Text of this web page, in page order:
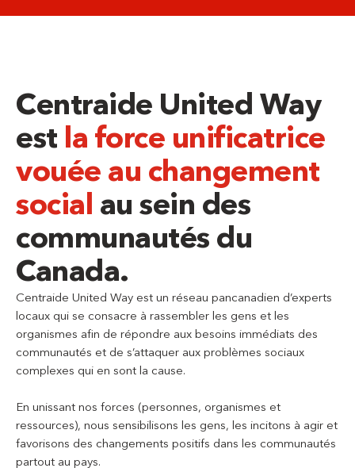
Centraide United Way
est la force unificatrice
vouée au changement
social au sein des
communautés du
Canada.
Centraide United Way est un réseau pancanadien d’experts
locaux qui se consacre à rassembler les gens et les
organismes afin de répondre aux besoins immédiats des
communautés et de s’attaquer aux problèmes sociaux
complexes qui en sont la cause.
En unissant nos forces (personnes, organismes et
ressources), nous sensibilisons les gens, les incitons à agir et
favorisons des changements positifs dans les communautés
partout au pays.